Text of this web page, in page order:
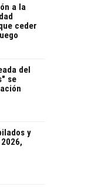
a la
ceder
del
se
y